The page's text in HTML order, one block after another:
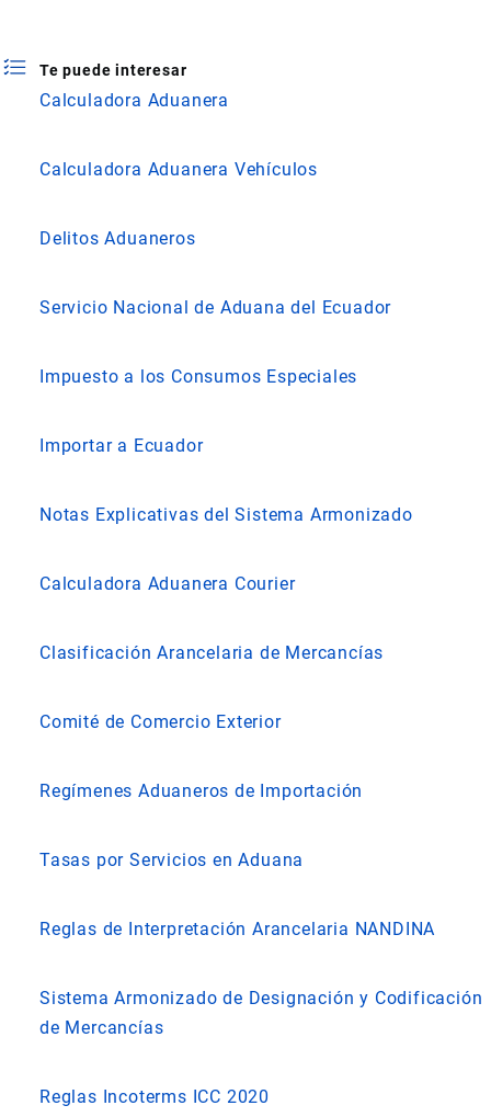
Te puede interesar
Calculadora Aduanera
Calculadora Aduanera Vehículos
Delitos Aduaneros
Servicio Nacional de Aduana del Ecuador
Impuesto a los Consumos Especiales
Importar a Ecuador
Notas Explicativas del Sistema Armonizado
Calculadora Aduanera Courier
Clasificación Arancelaria de Mercancías
Comité de Comercio Exterior
Regímenes Aduaneros de Importación
Tasas por Servicios en Aduana
Reglas de Interpretación Arancelaria NANDINA
Sistema Armonizado de Designación y Codificación
de Mercancías
Reglas Incoterms ICC 2020